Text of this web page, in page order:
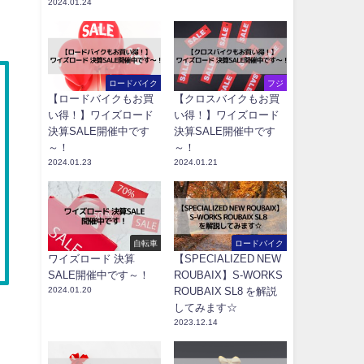
2024.01.24
ロードバイク
【ロードバイクもお買
い得！】ワイズロード
決算SALE開催中です
～！
2024.01.23
フジ
【クロスバイクもお買
い得！】ワイズロード
決算SALE開催中です
～！
2024.01.21
自転車
ワイズロード 決算
SALE開催中です～！
2024.01.20
ロードバイク
【SPECIALIZED NEW
ROUBAIX】S-WORKS
ROUBAIX SL8 を解説
してみます☆
2023.12.14